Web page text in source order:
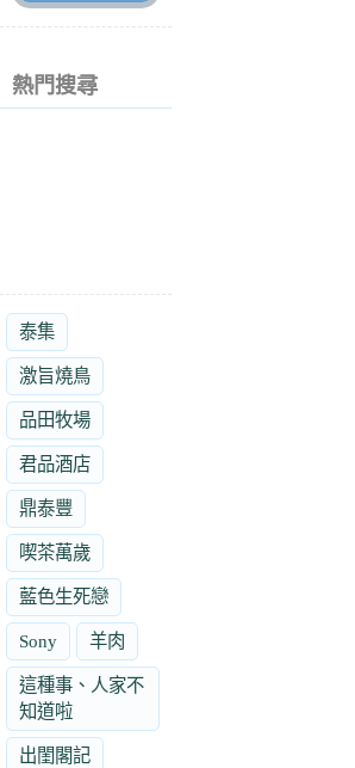
熱門搜尋
泰集
激旨燒鳥
品田牧場
君品酒店
鼎泰豐
喫茶萬歲
藍色生死戀
Sony 羊肉
這種事、人家不
知道啦
出閨閣記